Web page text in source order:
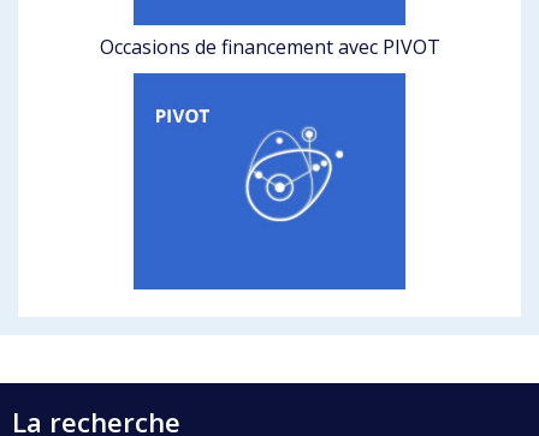
Occasions de financement avec PIVOT
La recherche